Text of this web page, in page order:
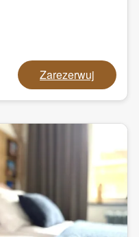
Zarezerwuj